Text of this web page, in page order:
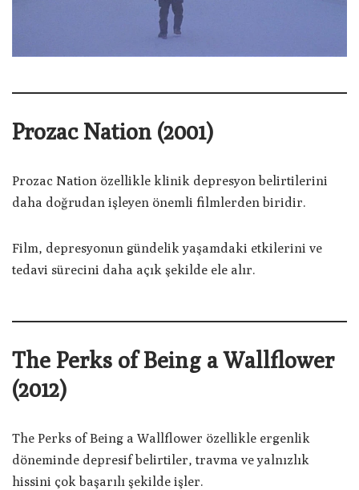
Prozac Nation (2001)
Prozac Nation özellikle klinik depresyon belirtilerini
daha doğrudan işleyen önemli filmlerden biridir.
Film, depresyonun gündelik yaşamdaki etkilerini ve
tedavi sürecini daha açık şekilde ele alır.
The Perks of Being a Wallflower
(2012)
The Perks of Being a Wallflower özellikle ergenlik
döneminde depresif belirtiler, travma ve yalnızlık
hissini çok başarılı şekilde işler.